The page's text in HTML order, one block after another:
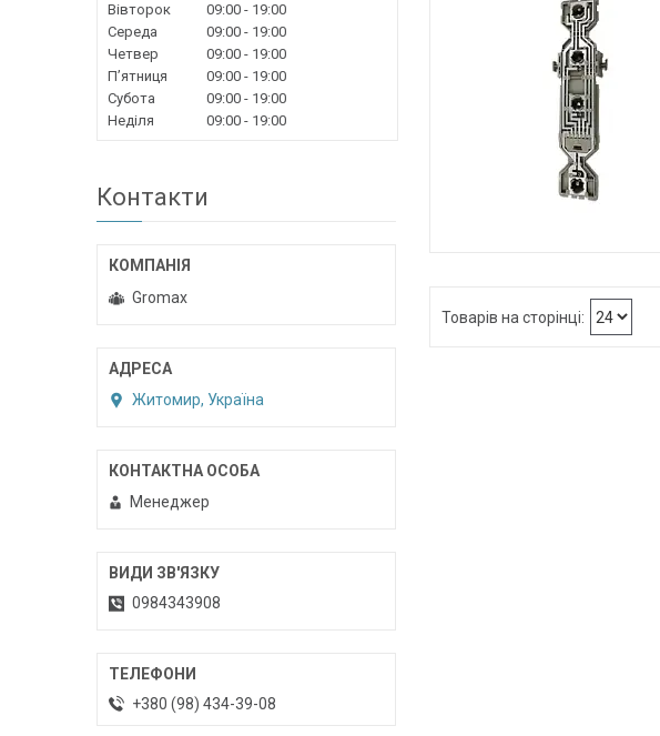
Вівторок
09:00
19:00
Середа
09:00
19:00
Четвер
09:00
19:00
Пʼятниця
09:00
19:00
Субота
09:00
19:00
Неділя
09:00 19:00
Контакти
Gromax
Житомир, Україна
Менеджер
0984343908
+380 (98) 434-39-08